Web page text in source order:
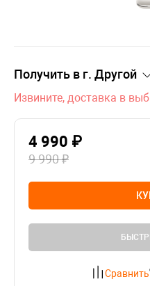
Получить в г. Другой
Извините, доставка в
4 990 ₽
9 990 ₽
Сравнить